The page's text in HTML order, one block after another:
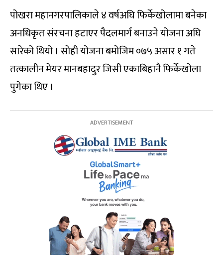
पोखरा महानगरपालिकाले ४ वर्षअघि फिर्केखोलामा बनेका
अनधिकृत संरचना हटाएर पैदलमार्ग बनाउने योजना अघि
सारेको थियो । सोही योजना बमोजिम ०७५ असार १ गते
तत्कालीन मेयर मानबहादुर जिसी एकाबिहानै फिर्केखोला
पुगेका थिए ।